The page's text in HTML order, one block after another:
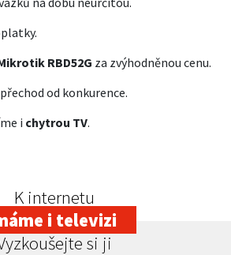
RBD52G za zvýhodněnou cenu.
od konkurence.
i chytrou TV.
K internetu
i televizi
si ji